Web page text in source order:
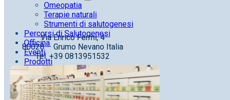
Omeopatia
Terapie naturali
Strumenti di salutogenesi
Percorsi di Salutogenesi
Officina
Eventi
Prodotti
Via Enrico Fermi, 4
80028 – Grumo Nevano Italia
Tel. +39 0813951532